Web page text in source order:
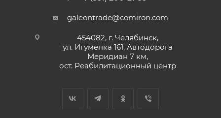
galeontrade@comiron.com
454082, г. Челябинск,
ул. Игуменка 161, Автодорога
Меридиан 7 км,
ост. Реабилитационный центр